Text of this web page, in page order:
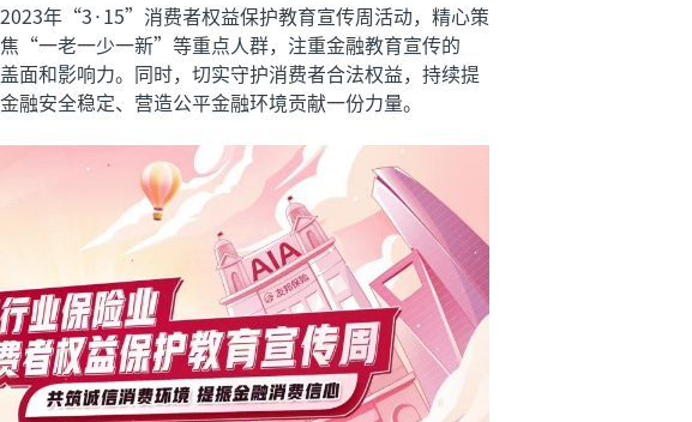
年“3·15”消费者权益保护教育宣传周活动，精心策
“一老一少一新”等重点人群，注重金融教育宣传的
和影响力。同时，切实守护消费者合法权益，持续提
安全稳定、营造公平金融环境贡献一份力量。